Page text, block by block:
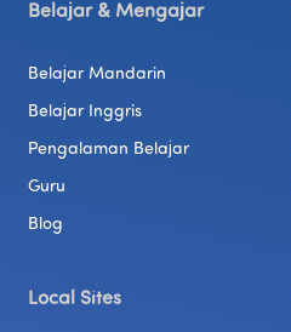
Belajar & Mengajar
Belajar Mandarin
Belajar Inggris
Pengalaman Belajar
Guru
Blog
Local Sites